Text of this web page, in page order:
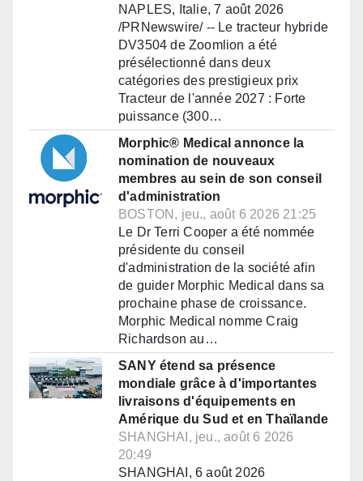
NAPLES, Italie, 7 août 2026
/PRNewswire/ -- Le tracteur hybride
DV3504 de Zoomlion a été
présélectionné dans deux
catégories des prestigieux prix
Tracteur de l'année 2027 : Forte
puissance (300…
Morphic® Medical annonce la
nomination de nouveaux
membres au sein de son conseil
d'administration
BOSTON, jeu., août 6 2026 21:25
Le Dr Terri Cooper a été nommée
présidente du conseil
d'administration de la société afin
de guider Morphic Medical dans sa
prochaine phase de croissance.
Morphic Medical nomme Craig
Richardson au…
SANY étend sa présence
mondiale grâce à d'importantes
livraisons d'équipements en
Amérique du Sud et en Thaïlande
SHANGHAI, jeu., août 6 2026
20:49
SHANGHAI, 6 août 2026